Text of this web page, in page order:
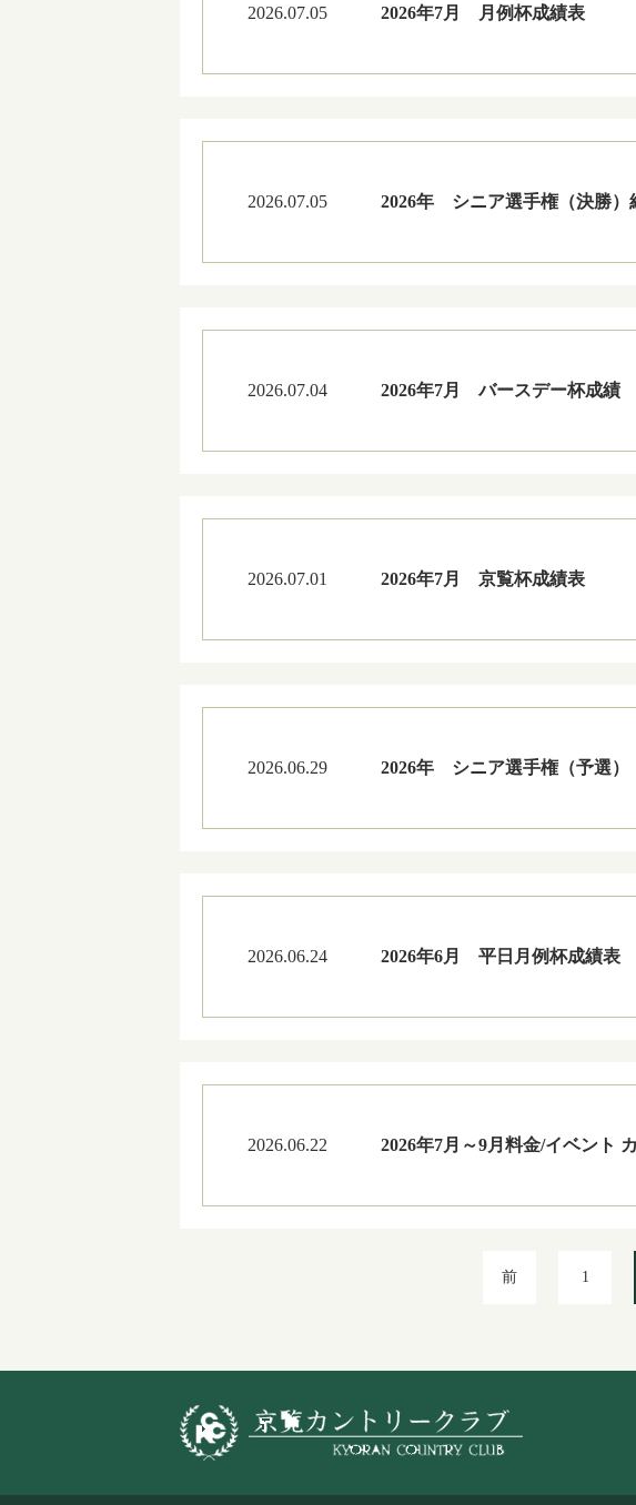
2026.07.05 2026年7月 月例杯成績表
2026.07.05 2026年 シニア選手権（決勝）
2026.07.04 2026年7月 バースデー杯成績
2026.07.01 2026年7月 京覧杯成績表
2026.06.29 2026年 シニア選手権（予選
2026.06.24 2026年6月 平日月例杯成績表
2026.06.22 2026年7月～9月料金/イベント
前 1